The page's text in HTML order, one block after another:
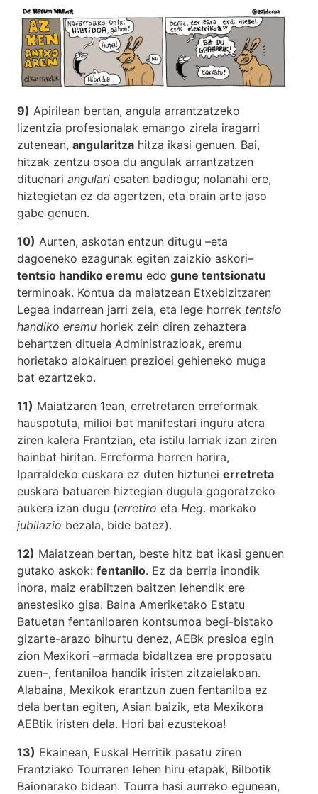
9) Apirilean bertan, angula arrantzatzeko
lizentzia profesionalak emango zirela iragarri
zutenean, angularitza hitza ikasi genuen. Bai,
hitzak zentzu osoa du angulak arrantzatzen
dituenari angulari esaten badiogu; nolanahi ere,
hiztegietan ez da agertzen, eta orain arte jaso
gabe genuen.
10) Aurten, askotan entzun ditugu –eta
dagoeneko ezagunak egiten zaizkio askori–
tentsio handiko eremu edo gune tentsionatu
terminoak. Kontua da maiatzean Etxebizitzaren
Legea indarrean jarri zela, eta lege horrek tentsio
handiko eremu horiek zein diren zehaztera
behartzen dituela Administrazioak, eremu
horietako alokairuen prezioei gehieneko muga
bat ezartzeko.
11) Maiatzaren 1ean, erretretaren erreformak
hauspotuta, milioi bat manifestari inguru atera
ziren kalera Frantzian, eta istilu larriak izan ziren
hainbat hiritan. Erreforma horren harira,
Iparraldeko euskara ez duten hiztunei erretreta
euskara batuaren hiztegian dugula gogoratzeko
aukera izan dugu (erretiro eta Heg. markako
jubilazio bezala, bide batez).
12) Maiatzean bertan, beste hitz bat ikasi genuen
gutako askok: fentanilo. Ez da berria inondik
inora, maiz erabiltzen baitzen lehendik ere
anestesiko gisa. Baina Ameriketako Estatu
Batuetan fentaniloaren kontsumoa begi-bistako
gizarte-arazo bihurtu denez, AEBk presioa egin
zion Mexikori –armada bidaltzea ere proposatu
zuen–, fentaniloa handik iristen zitzaielakoan.
Alabaina, Mexikok erantzun zuen fentaniloa ez
dela bertan egiten, Asian baizik, eta Mexikora
AEBtik iristen dela. Hori bai ezustekoa!
13) Ekainean, Euskal Herritik pasatu ziren
Frantziako Tourraren lehen hiru etapak, Bilbotik
Baionarako bidean. Tourra hasi aurreko egunean,